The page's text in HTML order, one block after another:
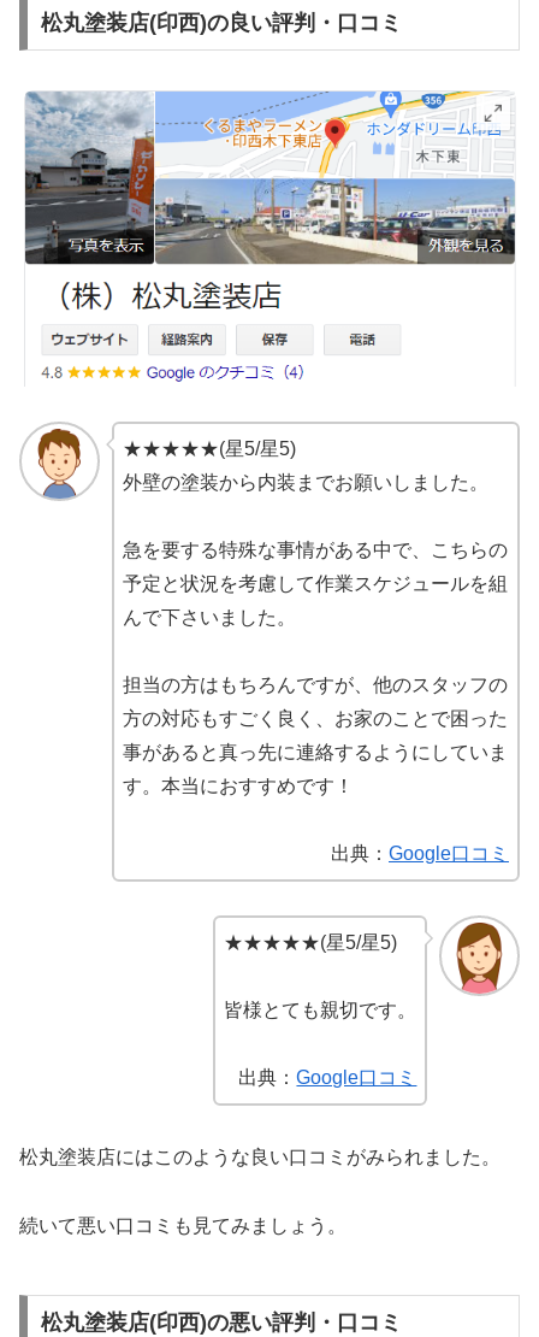
松丸塗装店(印西)の良い評判・口コミ
★★★★★(星5/星5)
外壁の塗装から内装までお願いしました。
急を要する特殊な事情がある中で、こちらの
予定と状況を考慮して作業スケジュールを組
んで下さいました。
担当の方はもちろんですが、他のスタッフの
方の対応もすごく良く、お家のことで困った
事があると真っ先に連絡するようにしていま
す。本当におすすめです！
出典： Google口コミ
★★★★★(星5/星5)
皆様とても親切です。
出典：Google口コミ
松丸塗装店にはこのような良い口コミがみられました。
続いて悪い口コミも見てみましょう。
松丸塗装店(印西)の悪い評判・口コミ